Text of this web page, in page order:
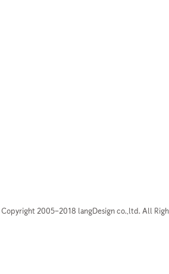
Copyright 2005–2018 langDesign co.,ltd. All